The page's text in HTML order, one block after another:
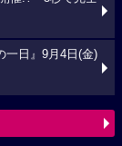
一日』9月4日(金)